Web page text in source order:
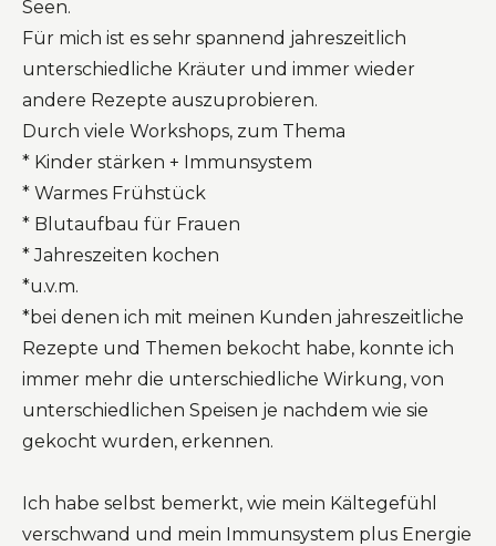
Seen.
Für mich ist es sehr spannend jahreszeitlich
unterschiedliche Kräuter und immer wieder
andere Rezepte auszuprobieren.
Durch viele Workshops, zum Thema
* Kinder stärken + Immunsystem
* Warmes Frühstück
* Blutaufbau für Frauen
* Jahreszeiten kochen
*u.v.m.
*bei denen ich mit meinen Kunden jahreszeitliche
Rezepte und Themen bekocht habe, konnte ich
immer mehr die unterschiedliche Wirkung, von
unterschiedlichen Speisen je nachdem wie sie
gekocht wurden, erkennen.
Ich habe selbst bemerkt, wie mein Kältegefühl
verschwand und mein Immunsystem plus Energie